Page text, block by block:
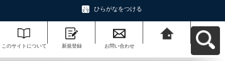
ひらがなをつける
このサイトについて 新規登録 お問い合わせ
ットへ戻る